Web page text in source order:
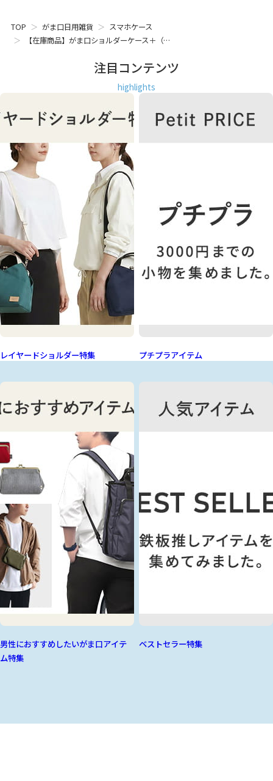
TOP がま口日用雑貨
スマホケース
【在庫商品】がま口ショルダーケース＋（…
注目コンテンツ
highlights
レイヤードショルダー特集 プチプラアイテム
男性におすすめしたいがま口アイテ
ム特集
ベストセラー特集